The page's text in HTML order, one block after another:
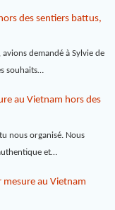
des sentiers battus,
demandé à Sylvie de
souhaits…
au Vietnam hors des
nous organisé. Nous
et…
mesure au Vietnam